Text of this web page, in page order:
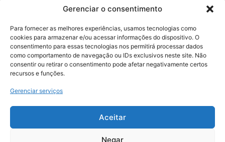
Gerenciar o consentimento
Para fornecer as melhores experiências, usamos tecnologias como
cookies para armazenar e/ou acessar informações do dispositivo. O
consentimento para essas tecnologias nos permitirá processar dados
como comportamento de navegação ou IDs exclusivos neste site. Não
consentir ou retirar o consentimento pode afetar negativamente certos
recursos e funções.
Gerenciar serviços
Aceitar
Negar
EPCAR tem a melhor nota do IDEB no
06/08/2026
© 2026, Todos os direitos reservados | Desenvolvido por:
Digital Business| Hospedado por:NP Publicidade
Fale Conosco
Sobre Nós
Política de Segurança e Privacidade